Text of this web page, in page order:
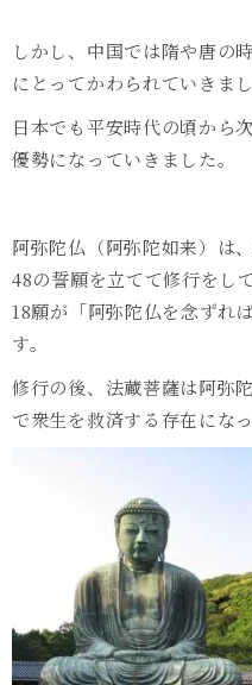
しかし、中国では隋や唐の
にとってかわられていきまし
日本でも平安時代の頃から
優勢になっていきました。
阿弥陀仏（阿弥陀如来）は
48の誓願を立てて修行をし
18願が「阿弥陀仏を念ずれ
す。
修行の後、法蔵菩薩は阿弥
で衆生を救済する存在にな